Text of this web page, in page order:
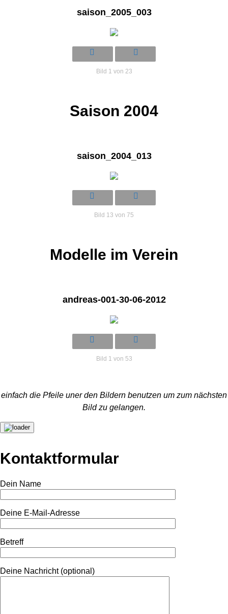
saison_2005_003
Bild 1 von 23
Saison 2004
saison_2004_013
Bild 13 von 75
Modelle im Verein
andreas-001-30-06-2012
Bild 1 von 53
einfach die Pfeile uner den Bildern benutzen um zum nächsten
Bild zu gelangen.
Kontaktformular
Dein Name
Deine E-Mail-Adresse
Betreff
Deine Nachricht (optional)